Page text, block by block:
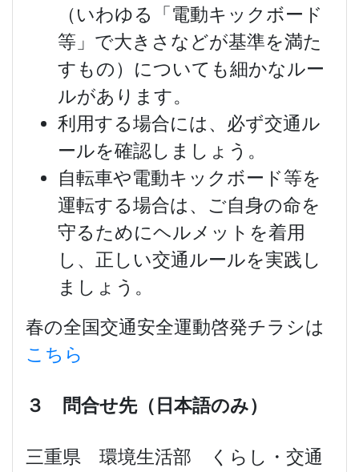
（いわゆる「電動キックボード
等」で大きさなどが基準を満た
すもの）についても細かなルー
ルがあります。
利用する場合には、必ず交通ル
ールを確認しましょう。
自転車や電動キックボード等を
運転する場合は、ご自身の命を
守るためにヘルメットを着用
し、正しい交通ルールを実践し
ましょう。
春の全国交通安全運動啓発チラシは
こちら
３ 問合せ先（日本語のみ）
三重県 環境生活部 くらし・交通